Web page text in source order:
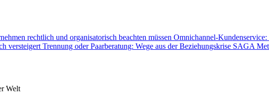
rechtlich und organisatorisch beachten müssen Omnichannel-
versteigert Trennung oder Paarberatung: Wege aus der Beziehungskrise SAGA
Welt